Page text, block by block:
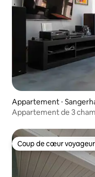
Appartement ⋅
Appartement de 3
Coup de cœur
Coup de cœur